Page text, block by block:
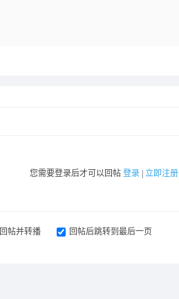
您需要登录后才可以回帖 登录 立即注册
回帖并转播 回帖后跳转到最后一页